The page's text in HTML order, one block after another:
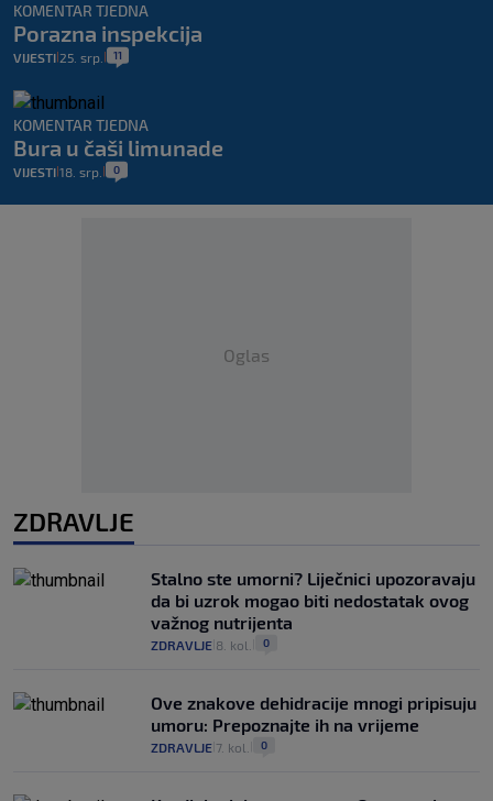
KOMENTAR TJEDNA
Porazna inspekcija
VIJESTI 25. srp. 11
KOMENTAR TJEDNA
Bura u čaši limunade
VIJESTI 18. srp. 0
Oglas
ZDRAVLJE
Stalno ste umorni? Liječnici upozoravaju
da bi uzrok mogao biti nedostatak ovog
važnog nutrijenta
ZDRAVLJE 8. kol. 0
Ove znakove dehidracije mnogi pripisuju
umoru: Prepoznajte ih na vrijeme
ZDRAVLJE 7. kol. 0